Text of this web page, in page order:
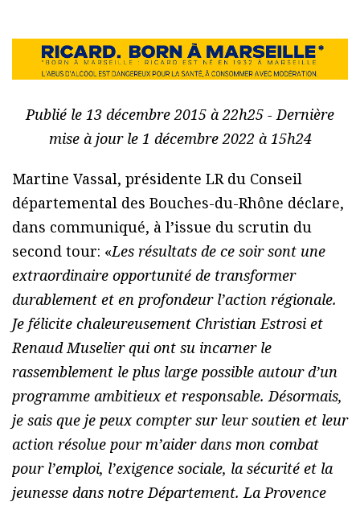
Publié le 13 décembre 2015 à 22h25 - Dernière
mise à jour le 1 décembre 2022 à 15h24
Martine Vassal, présidente LR du Conseil
départemental des Bouches-du-Rhône déclare,
dans communiqué, à l’issue du scrutin du
second tour: «Les résultats de ce soir sont une
extraordinaire opportunité de transformer
durablement et en profondeur l’action régionale.
Je félicite chaleureusement Christian Estrosi et
Renaud Muselier qui ont su incarner le
rassemblement le plus large possible autour d’un
programme ambitieux et responsable. Désormais,
je sais que je peux compter sur leur soutien et leur
action résolue pour m’aider dans mon combat
pour l’emploi, l’exigence sociale, la sécurité et la
jeunesse dans notre Département. La Provence